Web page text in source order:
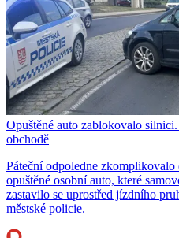
Opuštěné auto zablokovalo
obchodě
Páteční odpoledne
opuštěné osobní auto, které
zastavilo se uprostřed jízdního
městské policie.